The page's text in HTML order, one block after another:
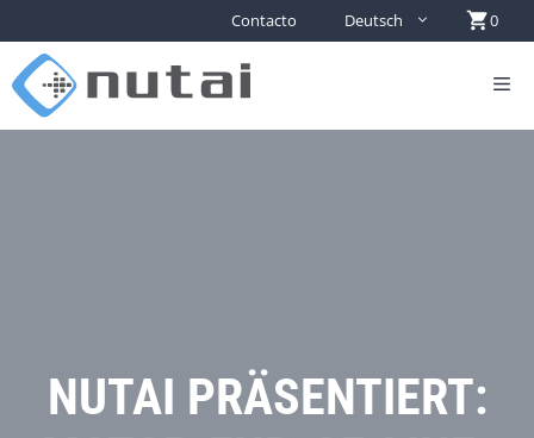
Contacto Deutsch 0
NUTAI PRÄSENTIERT: